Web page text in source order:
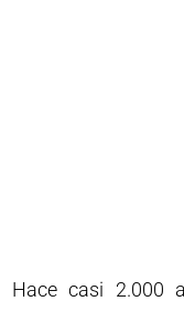
Hace casi 2.000